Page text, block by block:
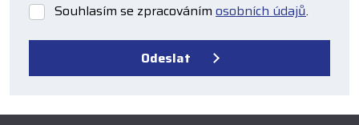
Souhlasím
údajů.
Souhlasím se zpracováním osobních údajů.
Odeslat
se